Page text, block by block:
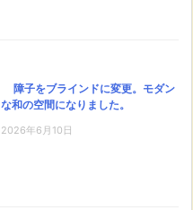
障子をブラインドに変更。モダン
な和の空間になりました。
2026年6月10日